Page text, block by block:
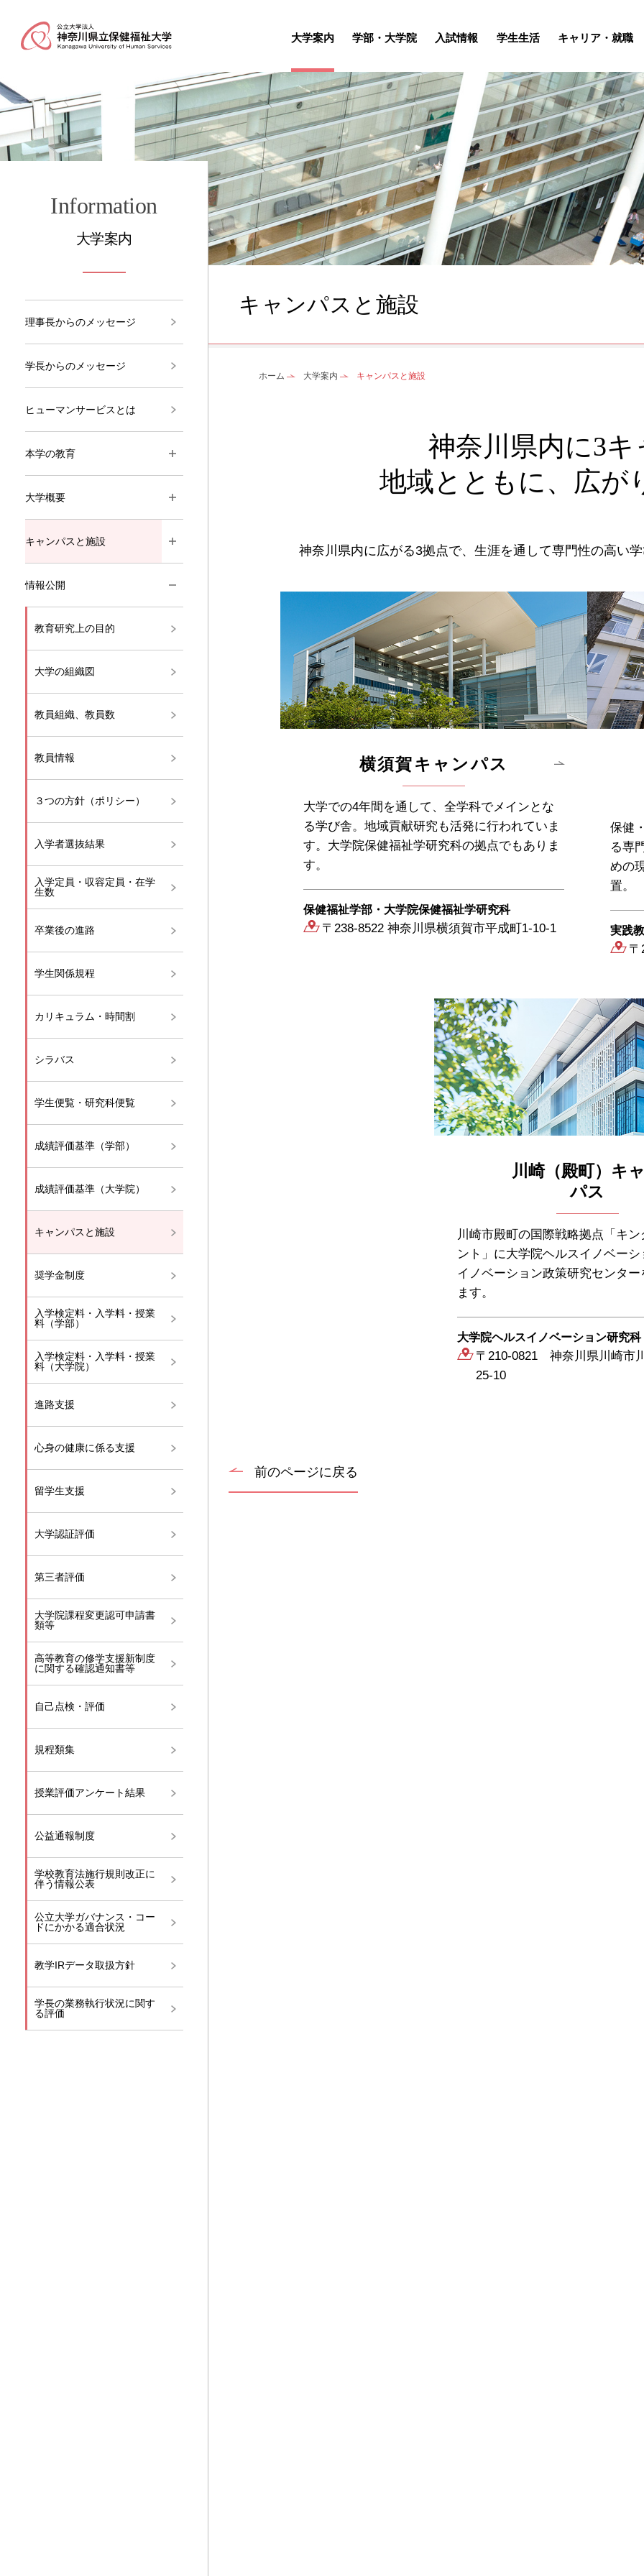
大学案内 学部・大学院 入試情報 学生生活 キャリア・就職
Information
大学案内
理事長からのメッセージ
学長からのメッセージ
ヒューマンサービスとは
本学の教育
大学概要
キャンパスと施設
情報公開
教育研究上の目的
大学の組織図
教員組織、教員数
教員情報
３つの方針（ポリシー）
入学者選抜結果
入学定員・収容定員・在学
生数
卒業後の進路
学生関係規程
カリキュラム・時間割
シラバス
学生便覧・研究科便覧
成績評価基準（学部）
成績評価基準（大学院）
キャンパスと施設
奨学金制度
入学検定料・入学料・授業
料（学部）
入学検定料・入学料・授業
料（大学院）
進路支援
心身の健康に係る支援
留学生支援
大学認証評価
第三者評価
大学院課程変更認可申請書
類等
高等教育の修学支援新制度
に関する確認通知書等
自己点検・評価
規程類集
授業評価アンケート結果
公益通報制度
学校教育法施行規則改正に
伴う情報公表
公立大学ガバナンス・コー
ドにかかる適合状況
教学IRデータ取扱方針
学長の業務執行状況に関す
る評価
キャンパスと施設
ホーム 大学案内 キャンパスと施設
神奈川県内に3キ
地域とともに、広が
神奈川県内に広がる3拠点で、生涯を通して専門性の高い
横須賀キャンパス
大学での4年間を通して、全学科でメインとな
る学び舎。地域貢献研究も活発に行われていま
す。大学院保健福祉学研究科の拠点でもありま
す。
保健福祉学部・大学院保健福祉学研究科
〒238-8522 神奈川県横須賀市平成町1-10-1
保健
る専
めの
置。
実践
〒
川崎（殿町）キ
パス
川崎市殿町の国際戦略拠点「キン
ント」に大学院ヘルスイノベーシ
イノベーション政策研究センター
ます。
大学院ヘルスイノベーション研究科
〒210-0821 神奈川県川崎市
25-10
前のページに戻る